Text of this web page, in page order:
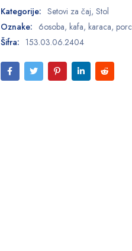
Kategorije: Setovi za čaj, Stol
Oznake: 6osoba, kafa, karaca,
Šifra: 153.03.06.2404